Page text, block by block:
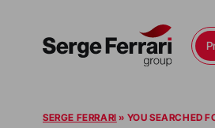
SERGE FERRARI » YOU SEARCHED